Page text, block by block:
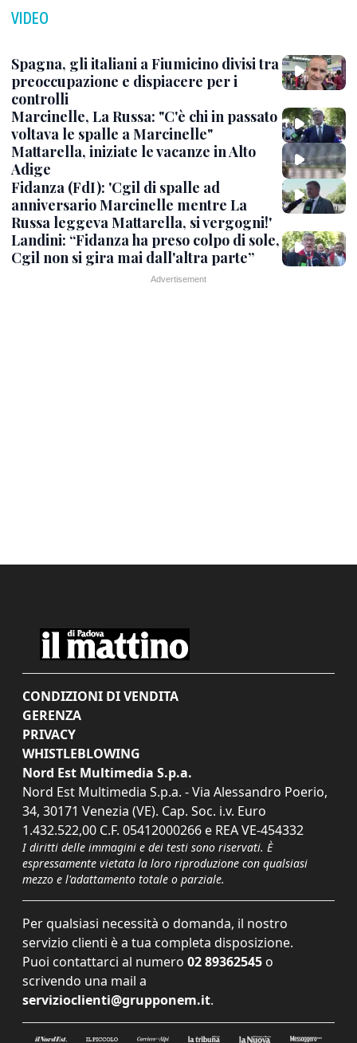
VIDEO
Spagna, gli italiani a Fiumicino divisi tra
preoccupazione e dispiacere per i
controlli
Marcinelle, La Russa: "C'è chi in passato
voltava le spalle a Marcinelle"
Mattarella, iniziate le vacanze in Alto
Adige
Fidanza (FdI): 'Cgil di spalle ad
anniversario Marcinelle mentre La
Russa leggeva Mattarella, si vergogni!'
Landini: “Fidanza ha preso colpo di sole,
Cgil non si gira mai dall'altra parte”
CONDIZIONI DI VENDITA
GERENZA
PRIVACY
WHISTLEBLOWING
Nord Est Multimedia S.p.a.
Nord Est Multimedia S.p.a. - Via Alessandro Poerio,
34, 30171 Venezia (VE). Cap. Soc. i.v. Euro
1.432.522,00 C.F. 05412000266 e REA VE-454332
I diritti delle immagini e dei testi sono riservati. È
espressamente vietata la loro riproduzione con qualsiasi
mezzo e l'adattamento totale o parziale.
Per qualsiasi necessità o domanda, il nostro
servizio clienti è a tua completa disposizione.
Puoi contattarci al numero 02 89362545 o
scrivendo una mail a
servizioclienti@grupponem.it.